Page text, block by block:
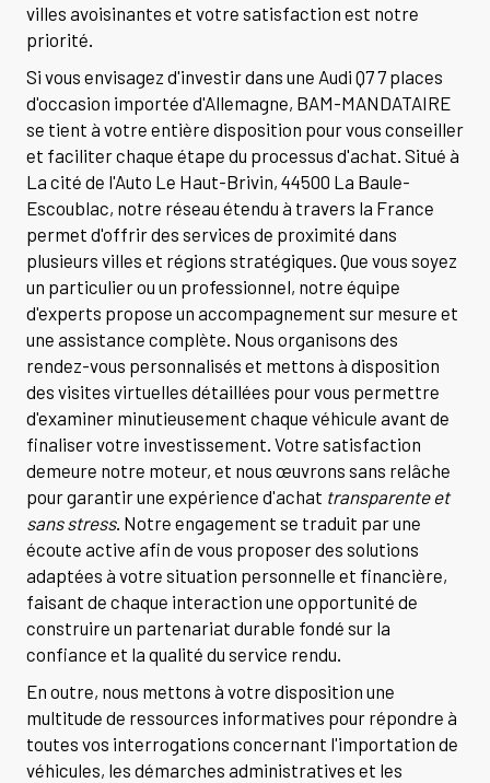
villes avoisinantes et votre satisfaction est notre
priorité.
Si vous envisagez d'investir dans une Audi Q7 7 places
d'occasion importée d'Allemagne, BAM-MANDATAIRE
se tient à votre entière disposition pour vous conseiller
et faciliter chaque étape du processus d'achat. Situé à
La cité de l'Auto Le Haut-Brivin, 44500 La Baule-
Escoublac, notre réseau étendu à travers la France
permet d'offrir des services de proximité dans
plusieurs villes et régions stratégiques. Que vous soyez
un particulier ou un professionnel, notre équipe
d'experts propose un accompagnement sur mesure et
une assistance complète. Nous organisons des
rendez-vous personnalisés et mettons à disposition
des visites virtuelles détaillées pour vous permettre
d'examiner minutieusement chaque véhicule avant de
finaliser votre investissement. Votre satisfaction
demeure notre moteur, et nous œuvrons sans relâche
pour garantir une expérience d'achat transparente et
sans stress. Notre engagement se traduit par une
écoute active afin de vous proposer des solutions
adaptées à votre situation personnelle et financière,
faisant de chaque interaction une opportunité de
construire un partenariat durable fondé sur la
confiance et la qualité du service rendu.
En outre, nous mettons à votre disposition une
multitude de ressources informatives pour répondre à
toutes vos interrogations concernant l'importation de
véhicules, les démarches administratives et les